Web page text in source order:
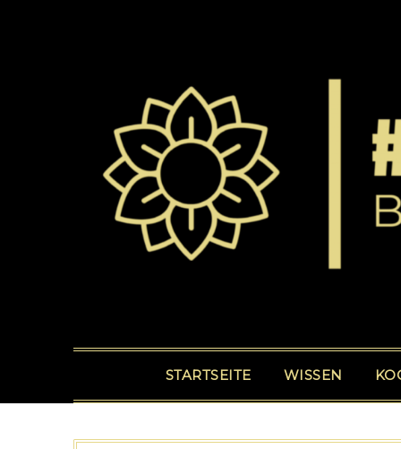
STARTSEITE WISSEN